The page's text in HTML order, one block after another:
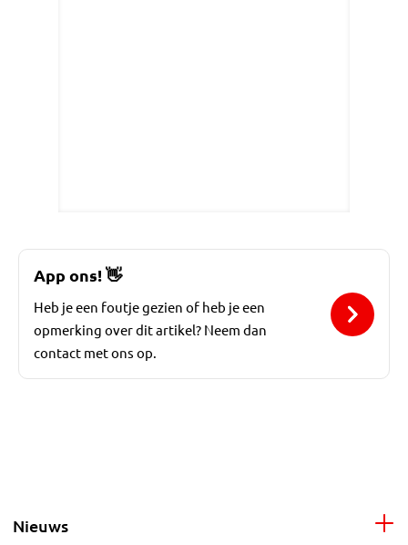
App ons!👋
Heb je een foutje gezien of heb je een
opmerking over dit artikel? Neem dan
contact met ons op.
Nieuws